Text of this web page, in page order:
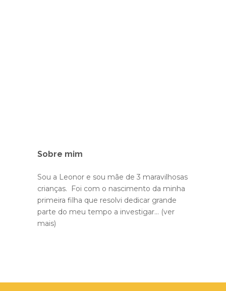
Sobre mim
Sou a Leonor e sou mãe de 3 maravilhosas
crianças. Foi com o nascimento da minha
primeira filha que resolvi dedicar grande
parte do meu tempo a investigar... (ver
mais)